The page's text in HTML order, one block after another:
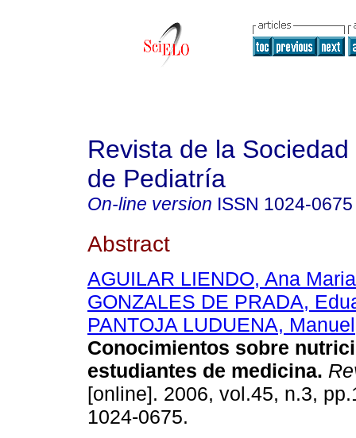
Revista de la
de Pediatría
On-line version ISSN 1024-0675
Abstract
AGUILAR LIENDO, Ana Maria
GONZALES DE PRADA,
PANTOJA LUDUENA, Manuel
Conocimientos sobre
estudiantes de medicina.
[online]. 2006, vol.45, n.3,
1024-0675.